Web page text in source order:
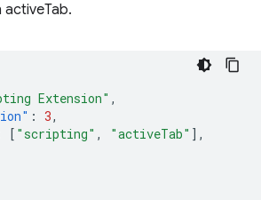
Extension" ,
: 3,
[ "scripting" , "activeTab" ],